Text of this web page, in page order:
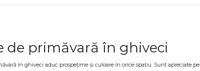
de primăvară în ghiveci
în ghiveci aduc prospețime și culoare în orice spațiu. Sunt apreciate